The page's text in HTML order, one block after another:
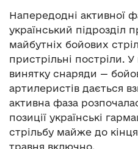
Напередодні активної
український підрозділ
майбутніх бойових
пристрільні постріли. У
винятку снаряди —
артилеристів дається
активна фаза
позиції українські
стрільбу майже до
травня включно.